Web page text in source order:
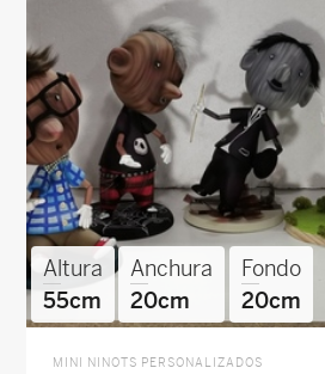
Altura
55cm
Anchura
20cm
Fondo
20cm
MINI NINOTS PERSONALIZADOS